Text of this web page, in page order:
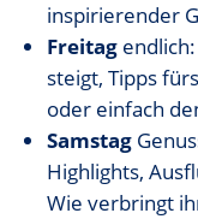
inspirierender
Freitag
steigt, Tipps
oder einfach
Samstag
Highlights,
Wie verbringt